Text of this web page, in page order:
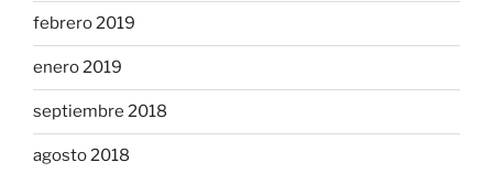
febrero 2019
enero 2019
septiembre 2018
agosto 2018